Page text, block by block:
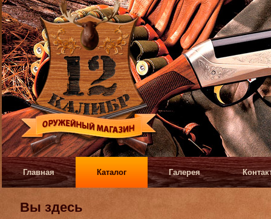
Главная Каталог Галерея
Вы здесь